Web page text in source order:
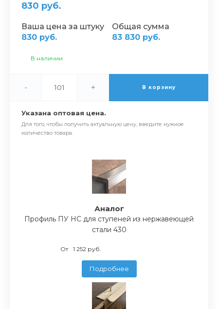
830 руб.
Ваша цена за штуку
830 руб.
Общая сумма
83 830 руб.
В наличии
- + В корзину
Указана оптовая цена.
Для того, чтобы получить актуальную цену, введите нужное
количество товара.
Аналог
Профиль ПУ НС для ступеней из нержавеющей
стали 430
От 1 252 руб.
Подробнее